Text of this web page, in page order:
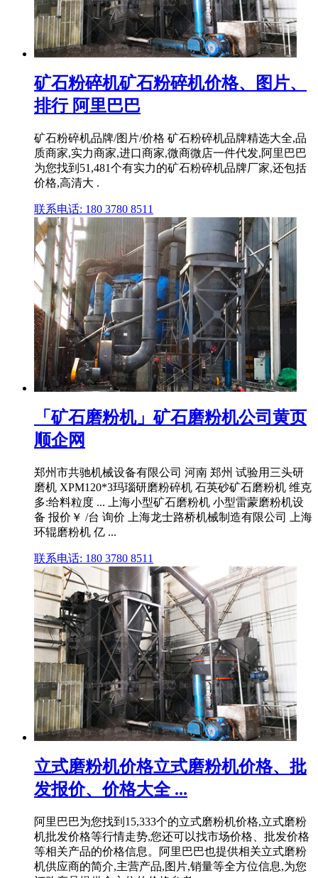
矿石粉碎机矿石粉碎机价格、图片、
排行 阿里巴巴
矿石粉碎机品牌/图片/价格 矿石粉碎机品牌精选大全,品
质商家,实力商家,进口商家,微商微店一件代发,阿里巴巴
为您找到51,481个有实力的矿石粉碎机品牌厂家,还包括
价格,高清大 .
联系电话: 180 3780 8511
「矿石磨粉机」矿石磨粉机公司黄页
顺企网
郑州市共驰机械设备有限公司 河南 郑州 试验用三头研
磨机 XPM120*3玛瑙研磨粉碎机 石英砂矿石磨粉机 维克
多:给料粒度 ... 上海小型矿石磨粉机 小型雷蒙磨粉机设
备 报价￥ /台 询价 上海龙士路桥机械制造有限公司 上海
环辊磨粉机 亿 ...
联系电话: 180 3780 8511
立式磨粉机价格立式磨粉机价格、批
发报价、价格大全 ...
阿里巴巴为您找到15,333个的立式磨粉机价格,立式磨粉
机批发价格等行情走势,您还可以找市场价格、批发价格
等相关产品的价格信息。阿里巴巴也提供相关立式磨粉
机供应商的简介,主营产品,图片,销量等全方位信息,为您